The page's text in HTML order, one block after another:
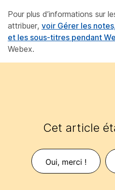
Pour plus d’informations sur
attribuer, voir Gérer les
et les sous-titres pendant
Webex.
Cet article
Oui, merci !